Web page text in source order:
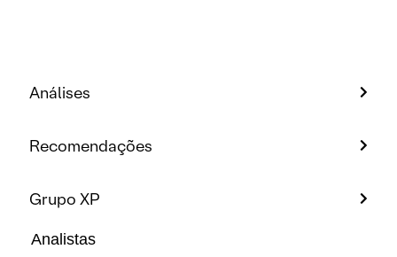
Análises
Recomendações
Grupo XP
Analistas